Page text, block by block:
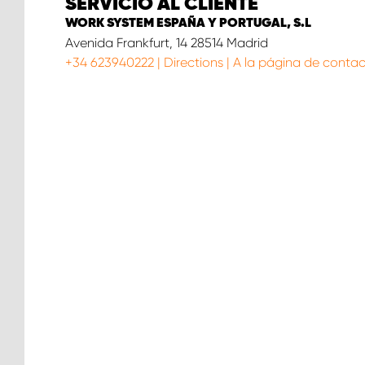
WORK SYSTEM ESPAÑA Y PORTUGAL, S.L
Avenida Frankfurt, 14 28514 Madrid
+34 623940222 | Directions | A la página de